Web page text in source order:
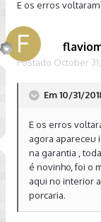
E os erros
Postado October
Em 10/31/
E os erros
agora apareceu
na garantia ,
é novinho, foi o
aqui no interior
porcaria.